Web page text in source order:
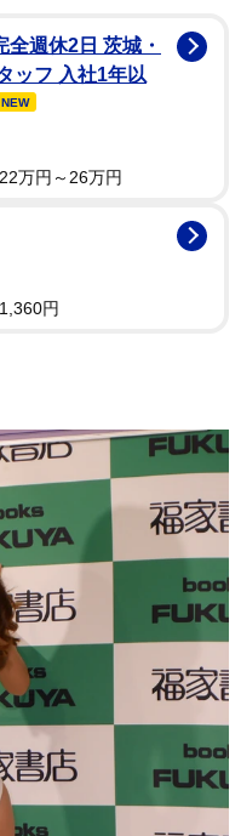
週休2日 茨城・
ッフ 入社1年以
NEW
万円～26万円
円